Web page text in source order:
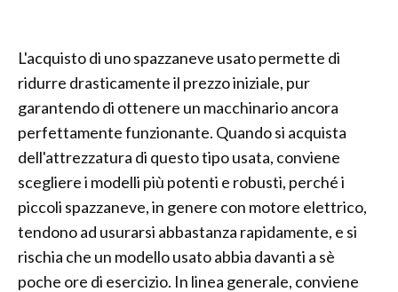
L'acquisto di uno spazzaneve usato permette di
ridurre drasticamente il prezzo iniziale, pur
garantendo di ottenere un macchinario ancora
perfettamente funzionante. Quando si acquista
dell'attrezzatura di questo tipo usata, conviene
scegliere i modelli più potenti e robusti, perché i
piccoli spazzaneve, in genere con motore elettrico,
tendono ad usurarsi abbastanza rapidamente, e si
rischia che un modello usato abbia davanti a sè
poche ore di esercizio. In linea generale, conviene